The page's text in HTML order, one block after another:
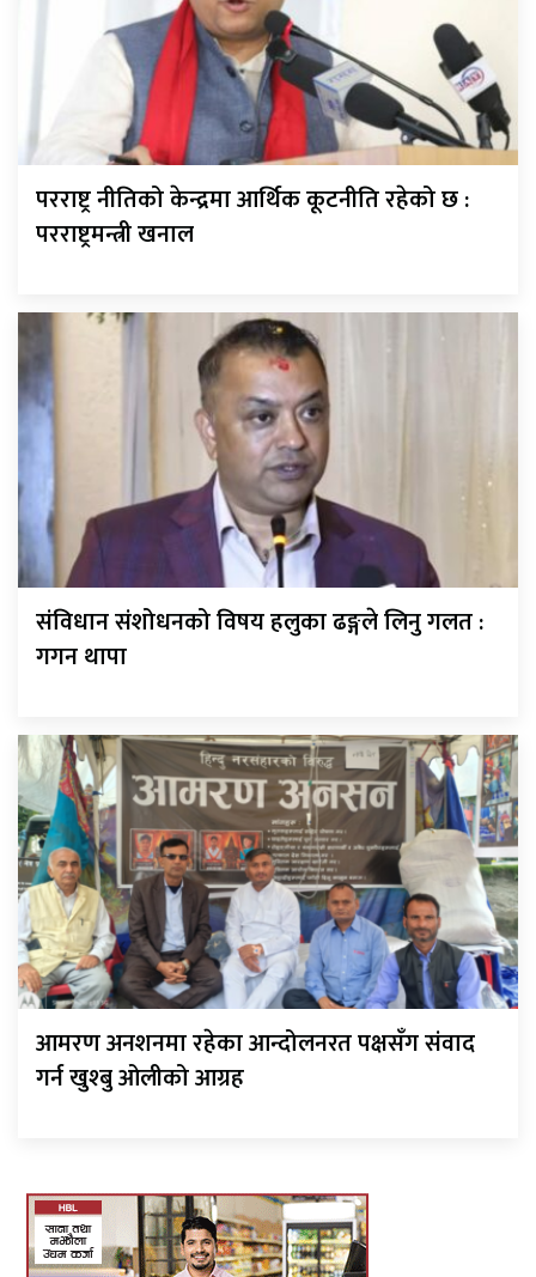
परराष्ट्र नीतिको केन्द्रमा आर्थिक कूटनीति रहेको छ :
परराष्ट्रमन्त्री खनाल
संविधान संशोधनको विषय हलुका ढङ्गले लिनु गलत :
गगन थापा
आमरण अनशनमा रहेका आन्दोलनरत पक्षसँग संवाद
गर्न खुश्बु ओलीको आग्रह